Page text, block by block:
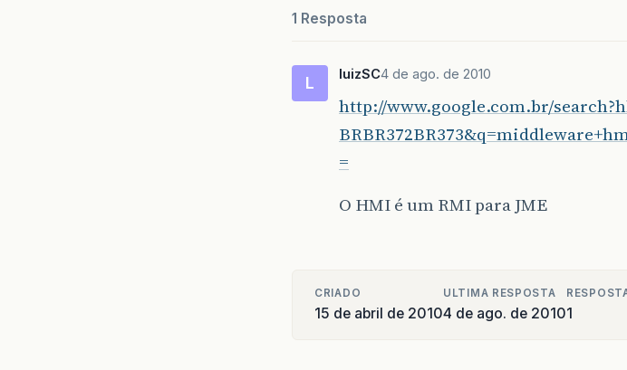
1 Resposta
L luizSC4 de ago. de 2010
http://www.google.com.br/
=
O HMI é um RMI para JME
CRIADO
15 de abril de 2010
ULTIMA RESPOSTA
4 de ago. de 20101